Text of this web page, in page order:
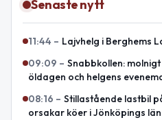
Senaste nytt
11:44 – Lajvhelg i Berghems
09:09 – Snabbkollen:
öldagen och helgens
08:16 – Stillastående lastbil
orsakar köer i Jönköpings län